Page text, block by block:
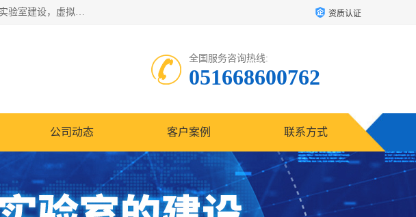
京创智业产品涵盖了多个领域，主要产品包括：工业4.0生产线解决方案，智慧物流综合实训室，教学设备与实验室建设，虚拟仿真实验室等。公司将秉持“创新、执着、诚信、共赢”的理念，以“将服务当作使命”为核心价值观，致力于为客户创造价值，与客户、合作伙伴和员工共同成长。 资质认证
全国服务咨询热线:
051668600762
公司动态 客户案例 联系方式